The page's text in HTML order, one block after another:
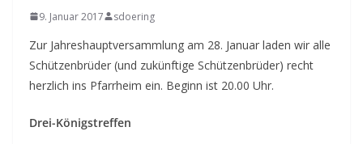
9. Januar 2017 sdoering
Zur Jahreshauptversammlung am 28. Januar laden wir alle
Schützenbrüder (und zukünftige Schützenbrüder) recht
herzlich ins Pfarrheim ein. Beginn ist 20.00 Uhr.
Drei-Königstreffen